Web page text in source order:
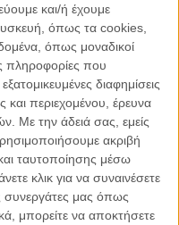
και/ή έχουμε
όπως τα cookies,
όπως μοναδικοί
πληροφορίες που
διαφημίσεις
και περιεχομένου, έρευνα
Με την άδειά σας, εμείς
ακριβή
ταυτοποίησης μέσω
κλικ για να συναινέσετε
συνεργάτες μας όπως
μπορείτε να αποκτήσετε
καταδίκη